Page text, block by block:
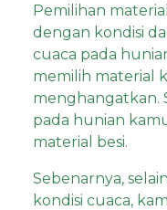
Pemilihan
dengan kondisi
cuaca pada
memilih material
menghangatkan.
pada hunian
material besi.
Sebenarnya,
kondisi cuaca,